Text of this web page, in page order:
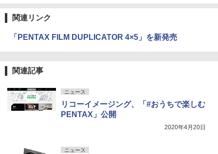
関連リンク
「PENTAX FILM DUPLICATOR 4×5」を新発売
関連記事
ニュース
リコーイメージング、「#おうちで楽しむ
PENTAX」公開
2020年4月20日
ニュース